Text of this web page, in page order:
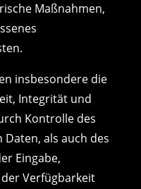
Maßnahmen,
insbesondere die
Integrität und
Kontrolle des
Daten, als auch des
Eingabe,
Verfügbarkeit